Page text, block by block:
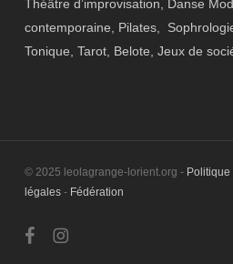
Théâtre d’improvisation, Danse
contemporaine, Pilates,
Tonique, Tarot, Belote, Jeux de
© 2025 leolagrange-lorient.org -
légales- Fédération
facebookinstagram